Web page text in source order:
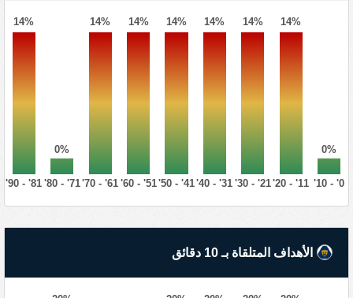
14%
0%
14% 14% 14% 14% 14% 14%
0%
81' - 90' 71' - 80' 61' - 70' 51' - 60' 41' - 50' 31' - 40' 21' - 30' 11' - 20' 0' - 10'
الأهداف المتلقاة بـ 10 دقائق